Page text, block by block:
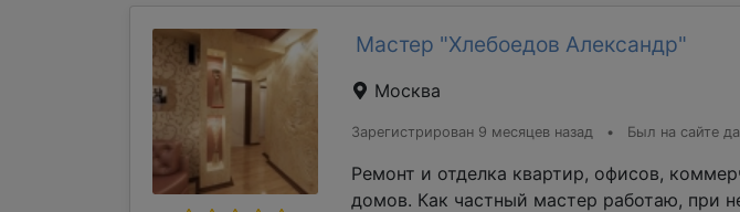
Мастер "Хлебоедов Александр"
Москва
Зарегистрирован 9 месяцев назад • Был на сайте
Ремонт и отделка квартир, офисов,
домов. Как частный мастер работаю, при